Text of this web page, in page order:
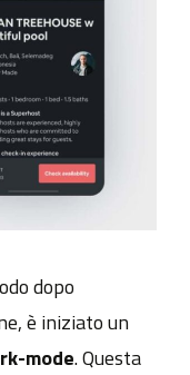
dopo
è iniziato un
mode. Questa